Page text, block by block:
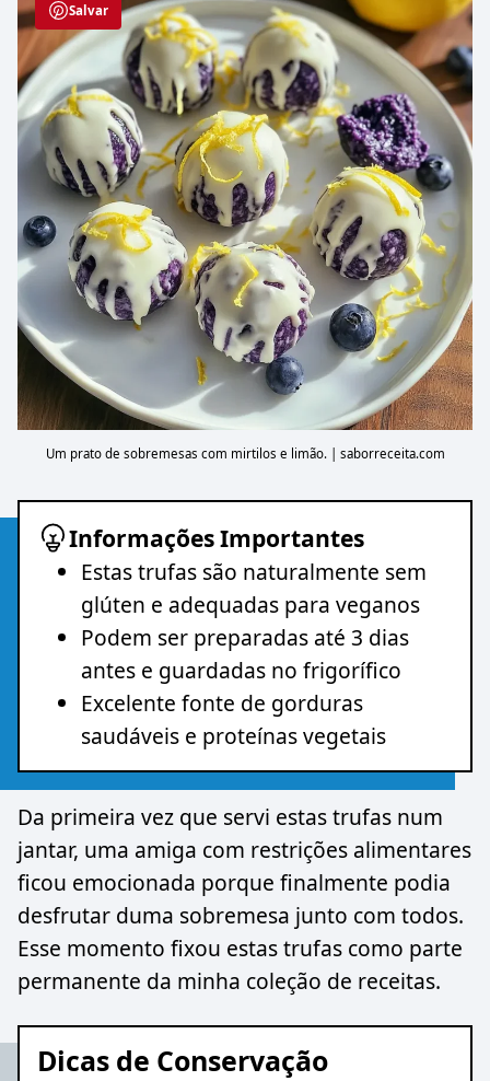
Salvar
Um prato de sobremesas com mirtilos e limão. | saborreceita.com
Informações Importantes
Estas trufas são naturalmente sem
glúten e adequadas para veganos
Podem ser preparadas até 3 dias
antes e guardadas no frigorífico
Excelente fonte de gorduras
saudáveis e proteínas vegetais
Da primeira vez que servi estas trufas num
jantar, uma amiga com restrições alimentares
ficou emocionada porque finalmente podia
desfrutar duma sobremesa junto com todos.
Esse momento fixou estas trufas como parte
permanente da minha coleção de receitas.
Dicas de Conservação